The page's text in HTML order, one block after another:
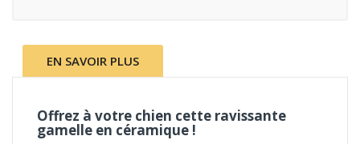
EN SAVOIR PLUS
Offrez à votre chien cette ravissante
gamelle en céramique !